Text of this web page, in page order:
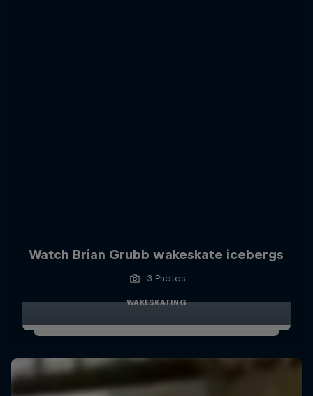
Watch Brian Grubb wakeskate icebergs
3 Photos
WAKESKATING